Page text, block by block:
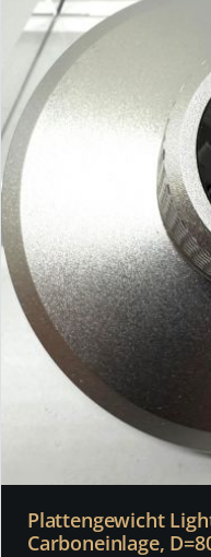
Plattengewicht
Carboneinlage,